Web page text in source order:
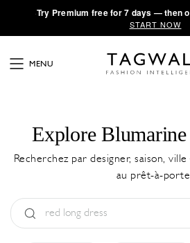
·Try Premium free for 7 days — then
START NOW
MENU
Explore
Recherchez par designer, saison,
au prêt-à-